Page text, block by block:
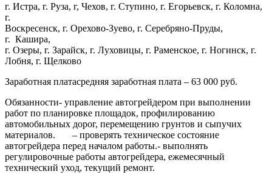
г. Истра, г. Руза, г, Чехов, г. Ступино, г. Егорьевск, г. Коломна,
г.
Воскресенск, г. Орехово-Зуево, г. Серебряно-Пруды,
г. Кашира,
г. Озеры, г. Зарайск, г. Луховицы, г. Раменское, г. Ногинск, г.
Лобня, г. Щелково
Заработная платасредняя заработная плата – 63 000 руб.
Обязанности- управление автогрейдером при выполнении
работ по планировке площадок, профилированию
автомобильных дорог, перемещению грунтов и сыпучих
материалов. – проверять техническое состояние
автогрейдера перед началом работы.- выполнять
регулировочные работы автогрейдера, ежемесячный
технический уход, текущий ремонт.